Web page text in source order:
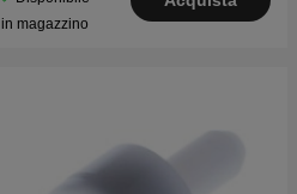
in magazzino